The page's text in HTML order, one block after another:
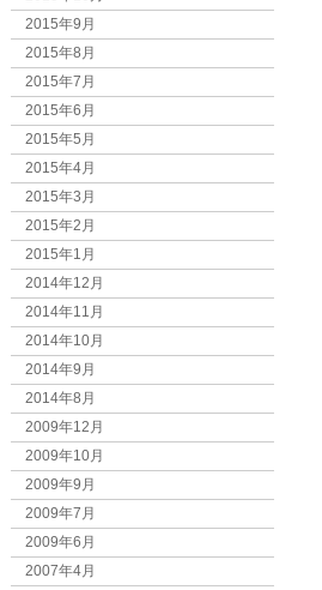
2015年9月
2015年8月
2015年7月
2015年6月
2015年5月
2015年4月
2015年3月
2015年2月
2015年1月
2014年12月
2014年11月
2014年10月
2014年9月
2014年8月
2009年12月
2009年10月
2009年9月
2009年7月
2009年6月
2007年4月